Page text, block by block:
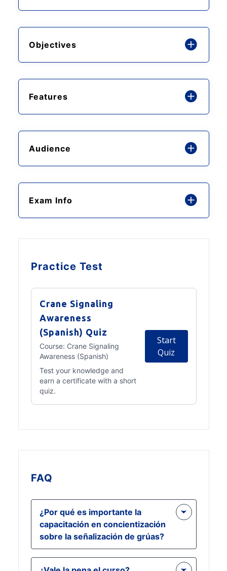
Objectives
Features
Audience
Exam Info
Practice Test
Crane Signaling
Awareness
(Spanish) Quiz
Course: Crane Signaling
Awareness (Spanish)
Test your knowledge and
earn a certificate with a short
quiz.
Start
Quiz
FAQ
¿Por qué es importante la
capacitación en concientización
sobre la señalización de grúas?
Conciencia de señalización de grúas